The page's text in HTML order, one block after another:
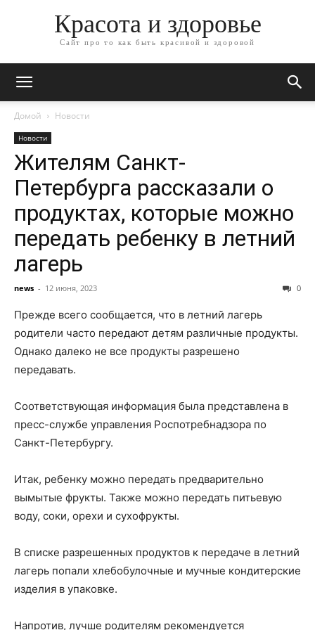
Красота и здоровье
Сайт про то как быть красивой и здоровой
Домой Новости
Новости
Жителям Санкт-
Петербурга рассказали о
продуктах, которые можно
передать ребенку в летний
лагерь
news - 12 июня, 2023 0
Прежде всего сообщается, что в летний лагерь
родители часто передают детям различные продукты.
Однако далеко не все продукты разрешено
передавать.
Соответствующая информация была представлена в
пресс-службе управления Роспотребнадзора по
Санкт-Петербургу.
Итак, ребенку можно передать предварительно
вымытые фрукты. Также можно передать питьевую
воду, соки, орехи и сухофрукты.
В списке разрешенных продуктов к передаче в летний
лагерь попали хлебобулочные и мучные кондитерские
изделия в упаковке.
Напротив, лучше родителям рекомендуется